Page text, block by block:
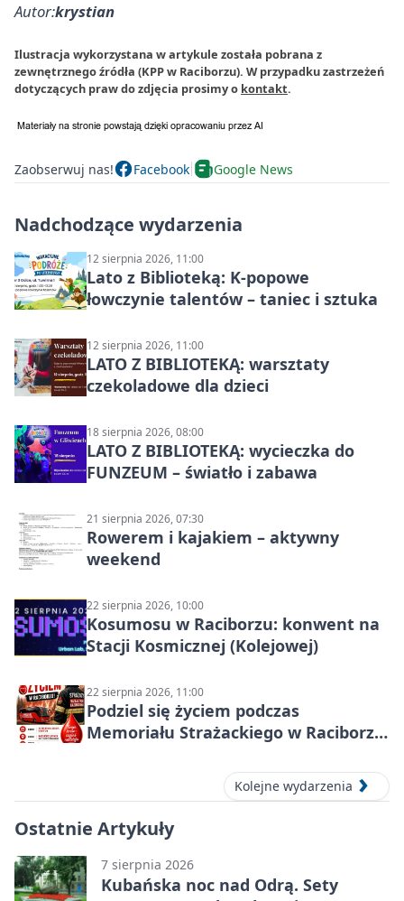
Autor:krystian
Ilustracja wykorzystana w artykule została pobrana z
zewnętrznego źródła (KPP w Raciborzu). W przypadku zastrzeżeń
dotyczących praw do zdjęcia prosimy o kontakt.
Zaobserwuj nas! Facebook Google News
Nadchodzące wydarzenia
12 sierpnia 2026, 11:00
Lato z Biblioteką: K-popowe
łowczynie talentów – taniec i sztuka
12 sierpnia 2026, 11:00
LATO Z BIBLIOTEKĄ: warsztaty
czekoladowe dla dzieci
18 sierpnia 2026, 08:00
LATO Z BIBLIOTEKĄ: wycieczka do
FUNZEUM – światło i zabawa
21 sierpnia 2026, 07:30
Rowerem i kajakiem – aktywny
weekend
22 sierpnia 2026, 10:00
Kosumosu w Raciborzu: konwent na
Stacji Kosmicznej (Kolejowej)
22 sierpnia 2026, 11:00
Podziel się życiem podczas
Memoriału Strażackiego w Raciborzu
Kolejne wydarzenia
Ostatnie Artykuły
7 sierpnia 2026
Kubańska noc nad Odrą. Sety